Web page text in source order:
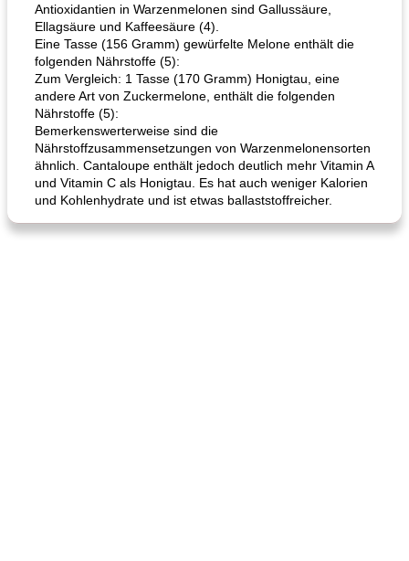
Antioxidantien in Warzenmelonen sind Gallussäure,
Ellagsäure und Kaffeesäure (4).
Eine Tasse (156 Gramm) gewürfelte Melone enthält die
folgenden Nährstoffe (5):
Zum Vergleich: 1 Tasse (170 Gramm) Honigtau, eine
andere Art von Zuckermelone, enthält die folgenden
Nährstoffe (5):
Bemerkenswerterweise sind die
Nährstoffzusammensetzungen von Warzenmelonensorten
ähnlich. Cantaloupe enthält jedoch deutlich mehr Vitamin A
und Vitamin C als Honigtau. Es hat auch weniger Kalorien
und Kohlenhydrate und ist etwas ballaststoffreicher.